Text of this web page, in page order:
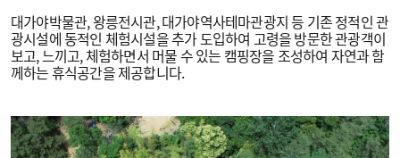
대가야박물관, 왕릉전시관, 대가야역사테마관광지 등 기존 정적인 관
광시설에 동적인 체험시설을 추가 도입하여 고령을 방문한 관광객이
보고, 느끼고, 체험하면서 머물 수 있는 캠핑장을 조성하여 자연과 함
께하는 휴식공간을 제공합니다.